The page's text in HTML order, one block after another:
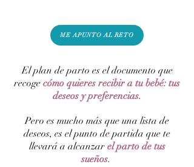
ME APUNTO AL RETO
El plan de parto es el documento que
recoge cómo quieres recibir a tu bebé: tus
deseos y preferencias.
Pero es mucho más que una lista de
deseos, es el punto de partida que te
llevará a alcanzarel parto de tus
sueños.